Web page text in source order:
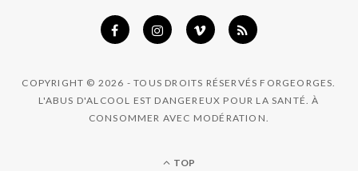
COPYRIGHT © 2026 - TOUS DROITS RÉSERVÉS FORGEORGES.
L'ABUS D'ALCOOL EST DANGEREUX POUR LA SANTÉ. À
CONSOMMER AVEC MODÉRATION.
TOP